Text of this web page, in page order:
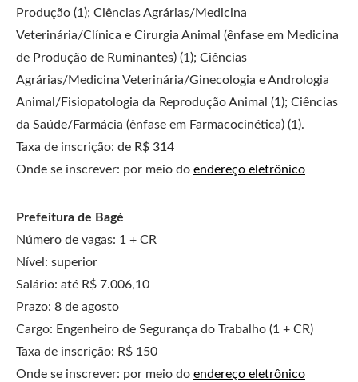
Produção (1); Ciências Agrárias/Medicina
Veterinária/Clínica e Cirurgia Animal (ênfase em Medicina
de Produção de Ruminantes) (1); Ciências
Agrárias/Medicina Veterinária/Ginecologia e Andrologia
Animal/Fisiopatologia da Reprodução Animal (1); Ciências
da Saúde/Farmácia (ênfase em Farmacocinética) (1).
Taxa de inscrição: de R$ 314
Onde se inscrever: por meio do endereço eletrônico
Prefeitura de Bagé
Número de vagas: 1 + CR
Nível: superior
Salário: até R$ 7.006,10
Prazo: 8 de agosto
Cargo: Engenheiro de Segurança do Trabalho (1 + CR)
Taxa de inscrição: R$ 150
Onde se inscrever: por meio do endereço eletrônico